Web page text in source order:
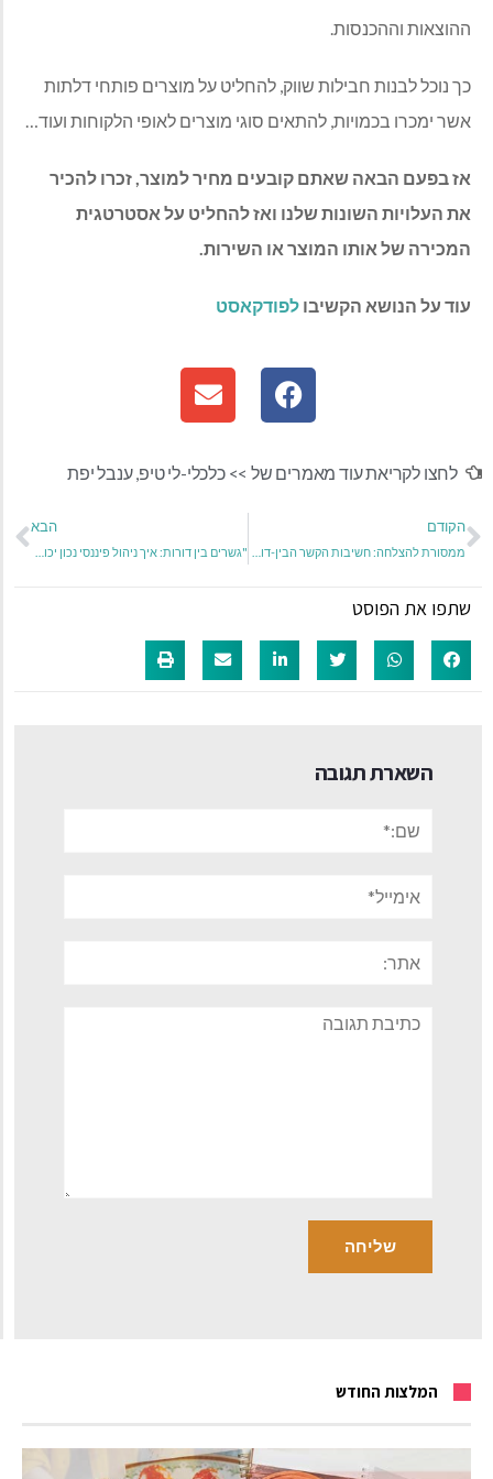
ההוצאות וההכנסות.
כך נוכל לבנות חבילות שווק, להחליט על מוצרים פותחי דלתות
אשר ימכרו בכמויות, להתאים סוגי מוצרים לאופי הלקוחות ועוד…
אז בפעם הבאה שאתם קובעים מחיר למוצר, זכרו להכיר
את העלויות השונות שלנו ואז להחליט על אסטרטגית
המכירה של אותו המוצר או השירות.
עוד על הנושא הקשיבו לפודקאסט
לחצו לקריאת עוד מאמרים של >> כלכלי-לי טיפ,ענבל יפת
הקודם הבא
שתפו את הפוסט
השארת תגובה
תגובה
המלצות החודש